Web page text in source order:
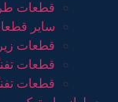
قطعات
سایر
قطعات
قطعات
قطعات